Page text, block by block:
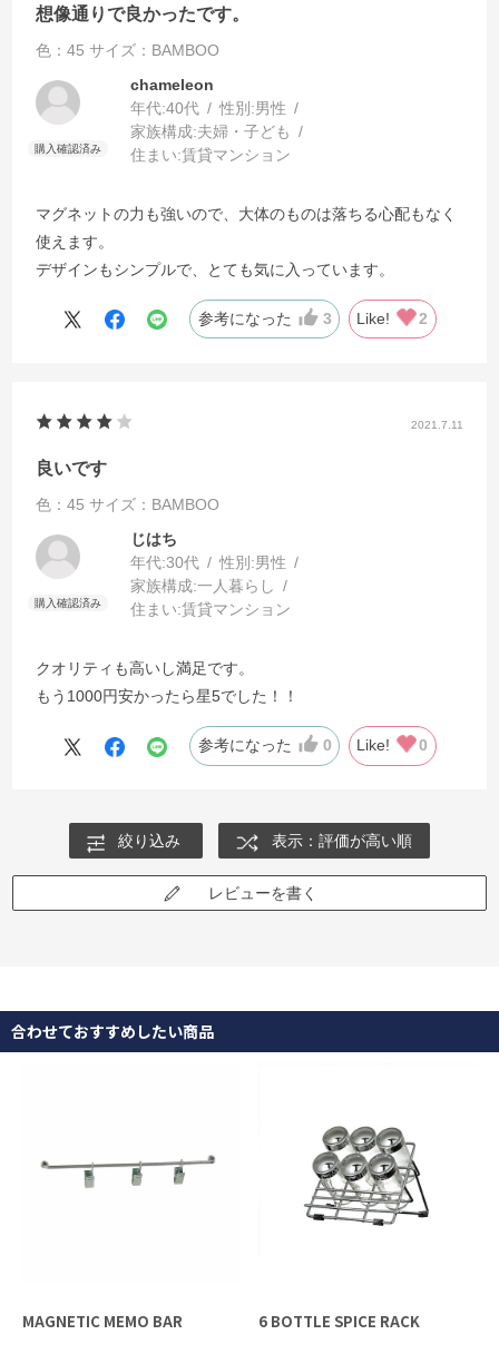
想像通りで良かったです。
色：45 サイズ：BAMBOO
chameleon
年代:40代 性別:男性
家族構成:夫婦・子ども
住まい:賃貸マンション
マグネットの力も強いので、大体のものは落ちる心配もなく
使えます。
デザインもシンプルで、とても気に入っています。
参考になった 3 Like! 2
2021.7.11
良いです
色：45 サイズ：BAMBOO
じはち
年代:30代 性別:男性
家族構成:一人暮らし
住まい:賃貸マンション
クオリティも高いし満足です。
もう1000円安かったら星5でした！！
参考になった 0 Like! 0
絞り込み 表示：評価が高い順
レビューを書く
合わせておすすめしたい商品
MAGNETIC MEMO BAR 6 BOTTLE SPICE RACK